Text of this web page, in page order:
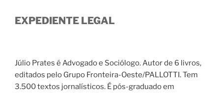
EXPEDIENTE LEGAL
Júlio Prates é Advogado e Sociólogo. Autor de 6 livros,
editados pelo Grupo Fronteira-Oeste/PALLOTTI. Tem
3.500 textos jornalísticos. É pós-graduado em